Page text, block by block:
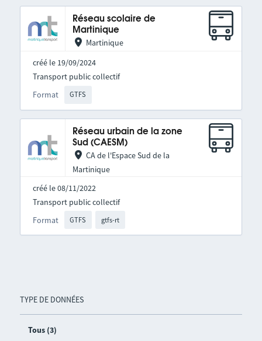
TYPE DE DONNÉES
Tous (3)
Réseau scolaire de
Martinique
Martinique
créé le 19/09/2024
Format GTFS
Transport public collectif
Réseau urbain de la zone
Sud (CAESM)
CA de l'Espace Sud de la
Martinique
créé le 08/11/2022
Format GTFS gtfs-rt
Transport public collectif